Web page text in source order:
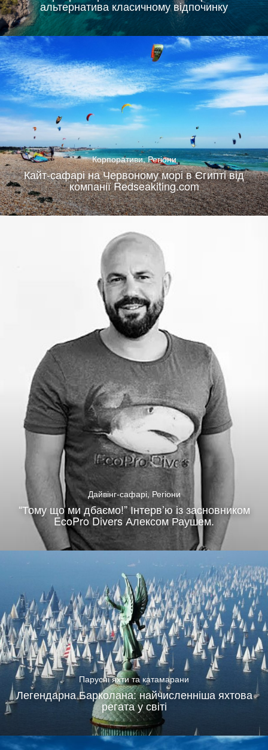
альтернатива класичному відпочинку
Корпоративи,Регіони
Кайт-сафарі на Червоному морі в Єгипті від
компанії Redseakiting.com
Дайвінг-сафарі, Регіони
“Тому що ми дбаємо!” Інтерв’ю із засновником
EcoPro Divers Алексом Раушем.
Парусні яхти та катамарани
Легендарна Барколана: найчисленніша яхтова
регата у світі